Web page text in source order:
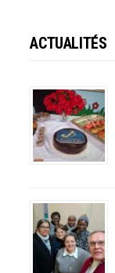
ACTUALITÉS